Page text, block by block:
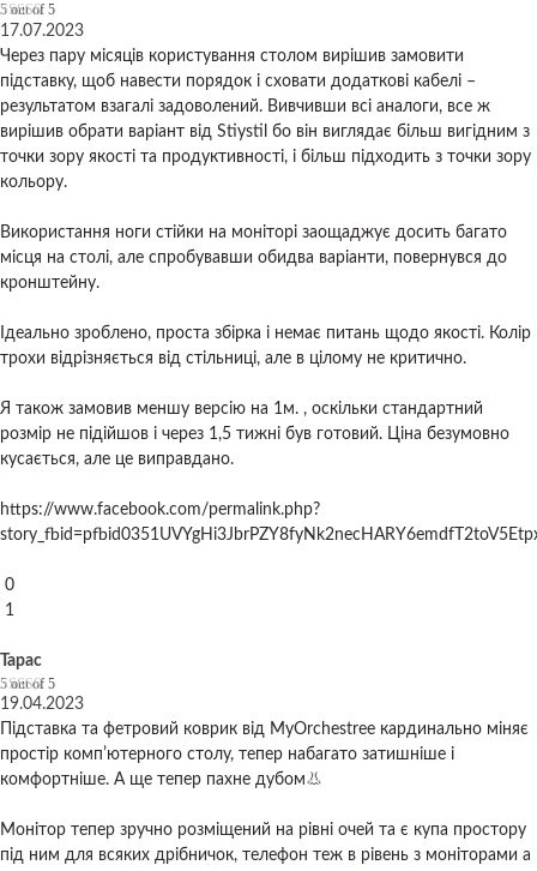
5out of 5
17.07.2023
Через пару місяців користування столом вирішив замовити
підставку, щоб навести порядок і сховати додаткові кабелі –
результатом взагалі задоволений. Вивчивши всі аналоги, все ж
вирішив обрати варіант від Stiystil бо він виглядає більш вигідним з
точки зору якості та продуктивності, і більш підходить з точки зору
кольору.
Використання ноги стійки на моніторі заощаджує досить багато
місця на столі, але спробувавши обидва варіанти, повернувся до
кронштейну.
Ідеально зроблено, проста збірка і немає питань щодо якості. Колір
трохи відрізняється від стільниці, але в цілому не критично.
Я також замовив меншу версію на 1м. , оскільки стандартний
розмір не підійшов і через 1,5 тижні був готовий. Ціна безумовно
кусається, але це виправдано.
https://www.facebook.com/permalink.php?
0
1
Тарас
5out of 5
19.04.2023
Підставка та фетровий коврик від MyOrchestree кардинально міняє
простір компʼютерного столу, тепер набагато затишніше і
комфортніше. А ще тепер пахне дубом👃
Монітор тепер зручно розміщений на рівні очей та є купа простору
під ним для всяких дрібничок, телефон теж в рівень з моніторами а